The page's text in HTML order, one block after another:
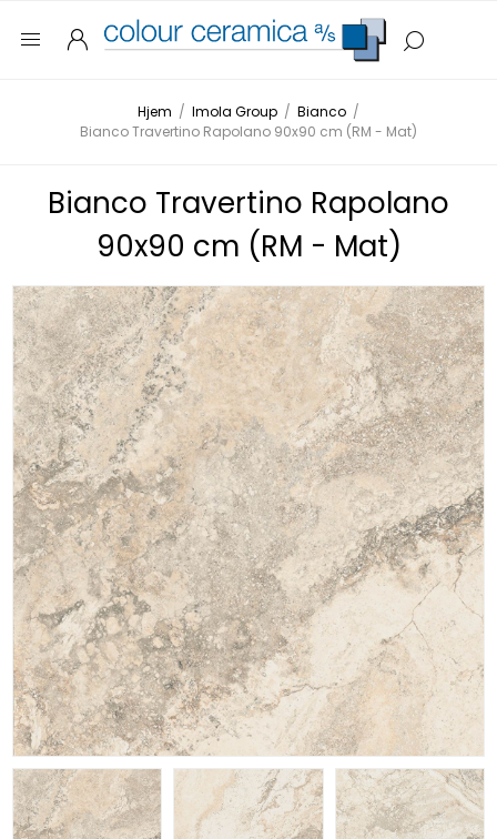
Hjem / Imola Group / Bianco /
Bianco Travertino Rapolano 90x90 cm (RM - Mat)
Bianco Travertino Rapolano
90x90 cm (RM - Mat)